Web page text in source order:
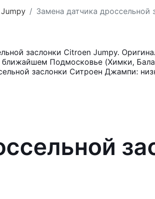
Замена датчика дроссельной
заслонки Citroen Jumpy.
ближайшем Подмосковье (Химки,
заслонки Ситроен Джампи: